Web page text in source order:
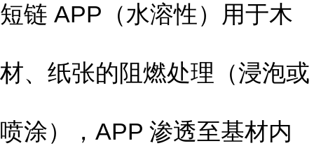
短链 APP（水溶性）用于木
材、纸张的阻燃处理（浸泡或
喷涂），APP 渗透至基材内